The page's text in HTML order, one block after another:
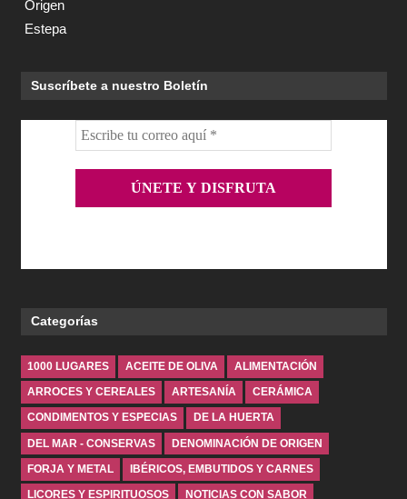
Suscríbete a nuestro Boletín
Categorías
1000 LUGARES ACEITE DE OLIVA ALIMENTACIÓN
ARROCES Y CEREALES ARTESANÍA CERÁMICA
CONDIMENTOS Y ESPECIAS DE LA HUERTA
DEL MAR - CONSERVAS DENOMINACIÓN DE ORIGEN
FORJA Y METAL IBÉRICOS, EMBUTIDOS Y CARNES
LICORES Y ESPIRITUOSOS NOTICIAS CON SABOR